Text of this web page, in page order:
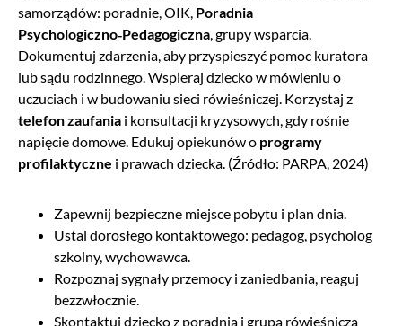
samorządów: poradnie, OIK, Poradnia
Psychologiczno‑Pedagogiczna , grupy wsparcia.
Dokumentuj zdarzenia, aby przyspieszyć pomoc kuratora
lub sądu rodzinnego. Wspieraj dziecko w mówieniu o
uczuciach i w budowaniu sieci rówieśniczej. Korzystaj z
telefon zaufania i konsultacji kryzysowych, gdy rośnie
napięcie domowe. Edukuj opiekunów o programy
profilaktyczne i prawach dziecka. (Źródło: PARPA, 2024)
Zapewnij bezpieczne miejsce pobytu i plan dnia.
Ustal dorosłego kontaktowego: pedagog, psycholog
szkolny, wychowawca.
Rozpoznaj sygnały przemocy i zaniedbania, reaguj
bezzwłocznie.
Skontaktuj dziecko z poradnią i grupą rówieśniczą